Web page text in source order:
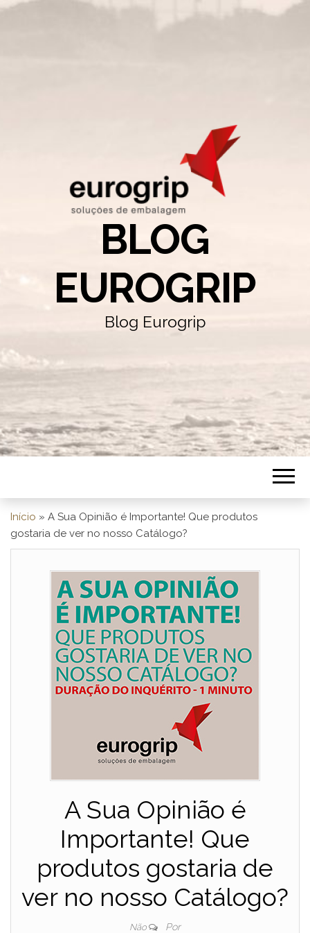
BLOG
EUROGRIP
Blog Eurogrip
Início » A Sua Opinião é Importante! Que produtos
gostaria de ver no nosso Catálogo?
A Sua Opinião é
Importante! Que
produtos gostaria de
ver no nosso Catálogo?
Não Por